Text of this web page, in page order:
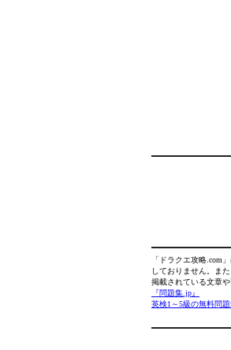
「ドラクエ攻略.com
しておりません。ま
掲載されている文章
『問題集.jp』
英検1～5級の無料問